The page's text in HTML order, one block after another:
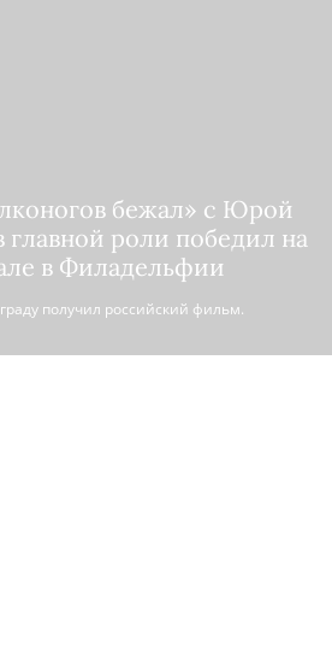
бежал» с Юрой
роли победил на
в Филадельфии
получил российский фильм.